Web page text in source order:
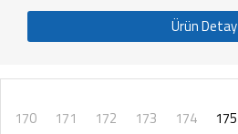
Ürün Detay
170 171 172 173 174 175